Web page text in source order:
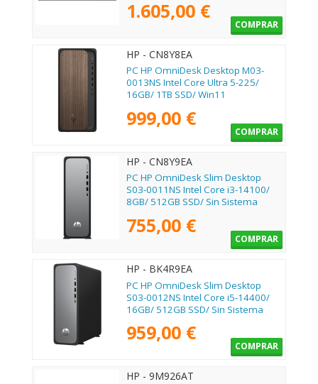
1.605,00 €
COMPRAR
HP - CN8Y8EA
PC HP OmniDesk Desktop M03-
0013NS Intel Core Ultra 5-225/
16GB/ 1TB SSD/ Win11
999,00 €
COMPRAR
HP - CN8Y9EA
PC HP OmniDesk Slim Desktop
S03-0011NS Intel Core i3-14100/
8GB/ 512GB SSD/ Sin Sistema
755,00 €
COMPRAR
HP - BK4R9EA
PC HP OmniDesk Slim Desktop
S03-0012NS Intel Core i5-14400/
16GB/ 512GB SSD/ Sin Sistema
959,00 €
COMPRAR
HP - 9M926AT